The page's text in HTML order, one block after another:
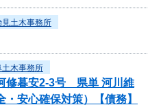
見土木事務所
土木事務所
修暮安2-3号 県単 河川維
安心確保対策）【債務】